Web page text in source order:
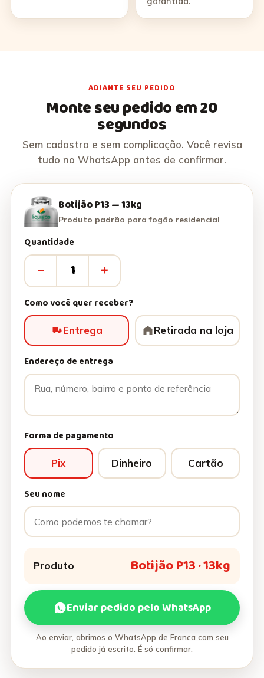
ADIANTE SEU PEDIDO
Monte seu pedido em 20
segundos
Sem cadastro e sem complicação. Você revisa
tudo no WhatsApp antes de confirmar.
Botijão P13 — 13kg
Produto padrão para fogão residencial
Quantidade
– +
Como você quer receber?
Entrega Retirada na loja
Endereço de entrega
Forma de pagamento
Pix Dinheiro Cartão
Seu nome
Produto Botijão P13 · 13kg
Enviar pedido pelo WhatsApp
Ao enviar, abrimos o WhatsApp de Franca com seu
pedido já escrito. É só confirmar.